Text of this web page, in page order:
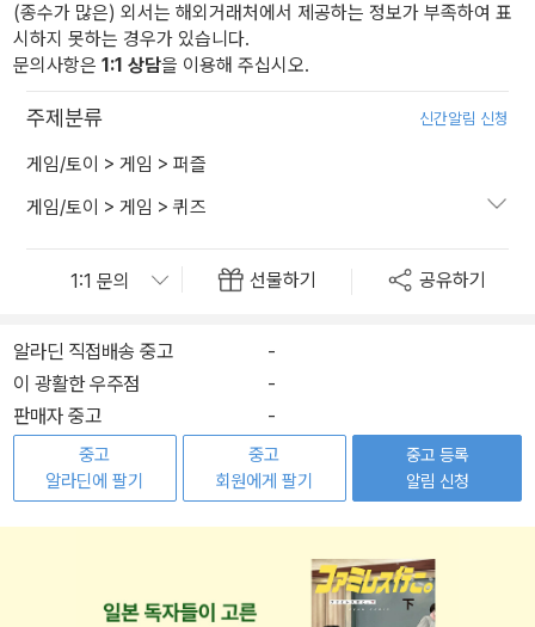
(종수가 많은) 외서는 해외거래처에서 제공하는 정보가 부족하여 표
시하지 못하는 경우가 있습니다.
문의사항은 1:1 상담을 이용해 주십시오.
주제분류 신간알림 신청
게임/토이 > 게임 > 퍼즐
게임/토이 > 게임 > 퀴즈
선물하기 공유하기
알라딘 직접배송 중고
-
이 광활한 우주점
-
판매자 중고
-
중고
알라딘에 팔기
중고
회원에게 팔기
중고 등록
알림 신청